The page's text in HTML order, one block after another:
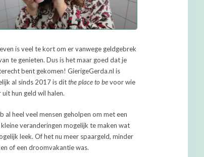
is veel te kort om er vanwege geldgebrek
te genieten. Dus is het maar goed dat je
bent gekomen! GierigeGerda.nl is
al sinds 2017 is ditthe place to bevoor wie
uit hun geld wil halen.
al heel veel mensen geholpen om met een
veranderingen mogelijk te maken wat
leek. Of het nu meer spaargeld, minder
of een droomvakantie was.